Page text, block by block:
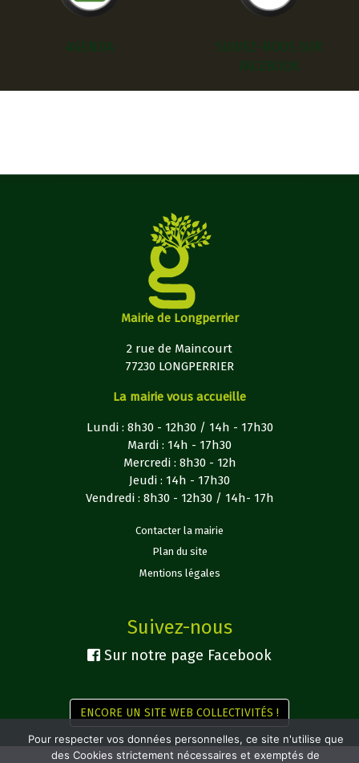
AGENDA
SUIVEZ-NOUS SUR
FACEBOOK
Mairie de Longperrier
2 rue de Maincourt
77230 LONGPERRIER
La mairie vous accueille
Lundi : 8h30 - 12h30 / 14h - 17h30
Mardi : 14h - 17h30
Mercredi : 8h30 - 12h
Jeudi : 14h - 17h30
Vendredi : 8h30 - 12h30 / 14h- 17h
Contacter la mairie
Plan du site
Mentions légales
Suivez-nous
Sur notre page Facebook
ENCORE UN SITE WEB COLLECTIVITÉS !
Pour respecter vos données personnelles, ce site n'utilise que
des Cookies strictement nécessaires et exemptés de